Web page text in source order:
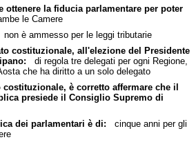
ottenere la fiducia parlamentare per poter
le Camere
non è ammesso per le leggi tributarie
costituzionale, all'elezione del Presidente
di regola tre delegati per ogni Regione,
che ha diritto a un solo delegato
è corretto affermare che il
presiede il Consiglio Supremo di
dei parlamentari è di: cinque anni per gli